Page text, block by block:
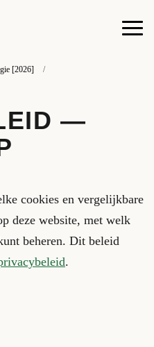
[2026]
/
—
cookies en vergelijkbare
deze website, met welk
beheren. Dit beleid
.